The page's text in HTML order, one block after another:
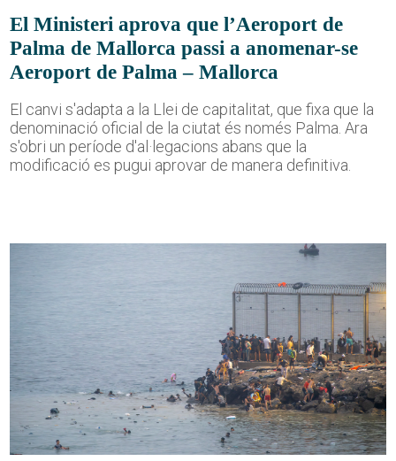
El Ministeri aprova que l’Aeroport de
Palma de Mallorca passi a anomenar-se
Aeroport de Palma – Mallorca
El canvi s'adapta a la Llei de capitalitat, que fixa que la
denominació oficial de la ciutat és només Palma. Ara
s'obri un període d'al·legacions abans que la
modificació es pugui aprovar de manera definitiva.